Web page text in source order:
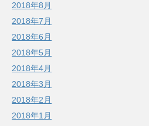
2018年8月
2018年7月
2018年6月
2018年5月
2018年4月
2018年3月
2018年2月
2018年1月